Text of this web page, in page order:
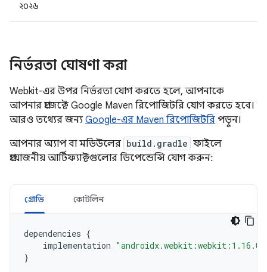
২০২৬
নির্ভরতা ঘোষণা করা
Webkit-এর উপর নির্ভরতা যোগ করতে হলে, আপনাকে
আপনার প্রজেক্টে Google Maven রিপোজিটরি যোগ করতে হবে।
আরও তথ্যের জন্য Google-এর Maven রিপোজিটরি পড়ুন।
আপনার অ্যাপ বা মডিউলের build.gradle ফাইলে
প্রয়োজনীয় আর্টিফ্যাক্টগুলোর ডিপেন্ডেন্সি যোগ করুন:
গ্রোভি কোটলিন
dependencies {
implementation "androidx.webkit:webkit:1.16.0"
}